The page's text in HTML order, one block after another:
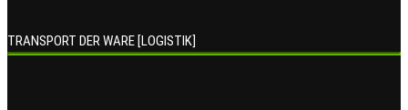
TRANSPORT DER WARE [LOGISTIK]